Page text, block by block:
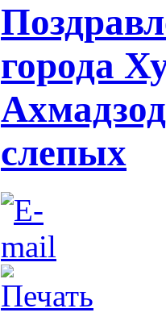
города
слепых